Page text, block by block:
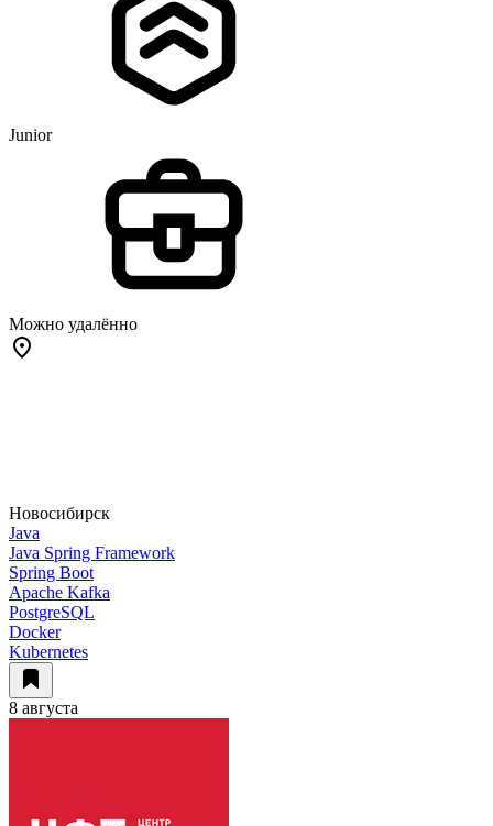
Junior
Можно удалённо
Новосибирск
Java
Java Spring Framework
Spring Boot
Apache Kafka
PostgreSQL
Docker
Kubernetes
8 августа